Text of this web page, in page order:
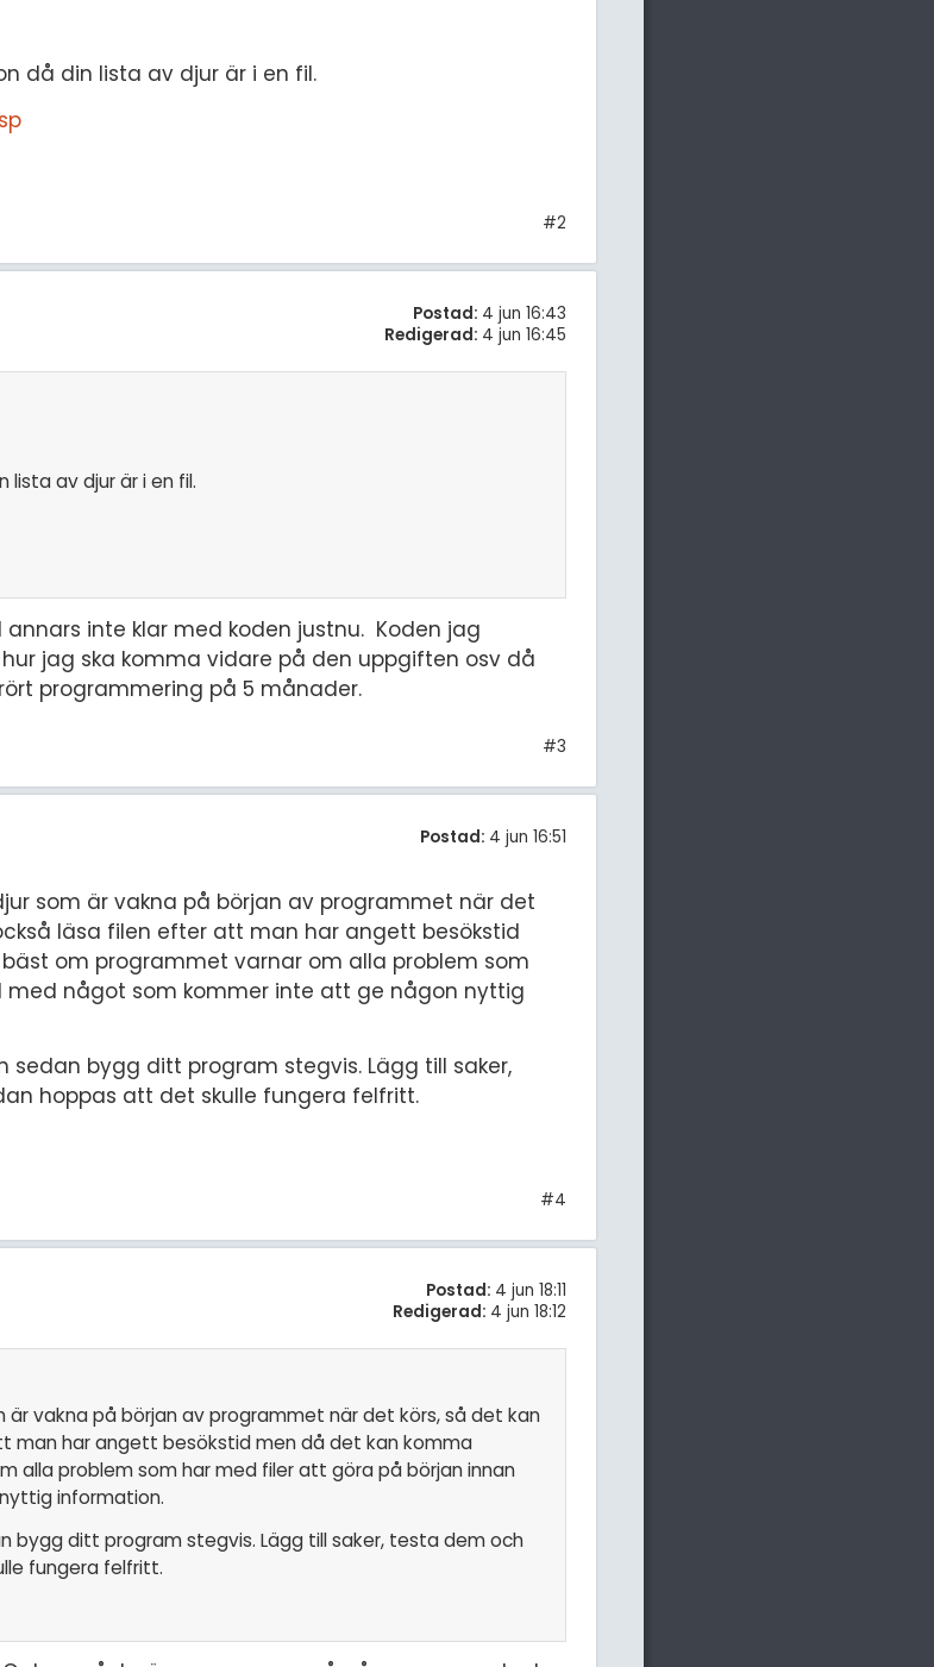
då din lista av djur är i en fil.
#2
Postad: 4 jun 16:43
Redigerad: 4 jun 16:45
lista av djur är i en fil.
inte klar med koden justnu. Koden jag
jag ska komma vidare på den uppgiften osv då
programmering på 5 månader.
#3
Postad: 4 jun 16:51
som är vakna på början av programmet när det
läsa filen efter att man har angett besökstid
om programmet varnar om alla problem som
något som kommer inte att ge någon nyttig
bygg ditt program stegvis. Lägg till saker,
hoppas att det skulle fungera felfritt.
#4
Postad: 4 jun 18:11
Redigerad: 4 jun 18:12
vakna på början av programmet när det körs, så det kan
man har angett besökstid men då det kan komma
problem som har med filer att göra på början innan
information.
bygg ditt program stegvis. Lägg till saker, testa dem och
fungera felfritt.